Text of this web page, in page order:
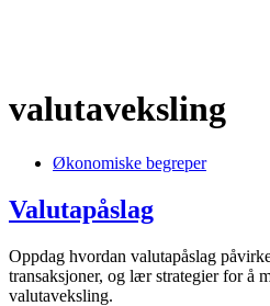
valutaveksling
PostedØkonomiske begreper
Valutapåslag
Oppdag hvordan valutapåslag
transaksjoner, og lær strategier for å
valutaveksling.